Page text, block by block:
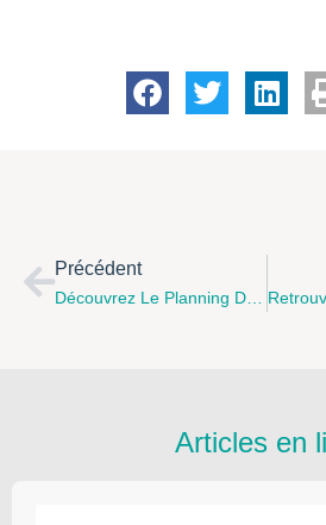
Précédent
Découvrez Le Planning D’été Du Centre Social Le Grand H À Hesdin-La-Forêt !
Articles en